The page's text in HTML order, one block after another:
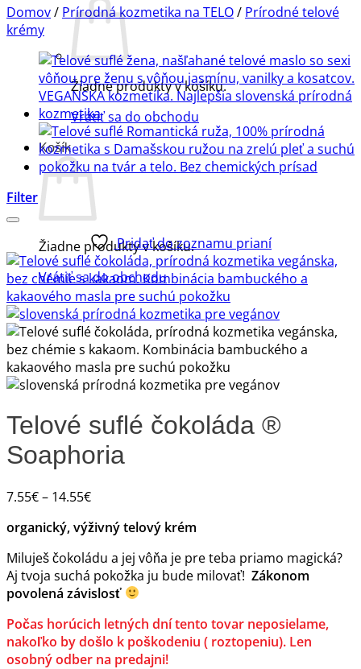
Žiadne produkty v košíku.
Vrátiť sa do obchodu
Košík
Žiadne produkty v košíku.
Vrátiť sa do obchodu
Domov/ Prírodná kozmetika na TELO/ Prírodné telové
krémy
Filter
Pridať do zoznamu prianí
Telové suflé čokoláda ®
Soaphoria
7.55€– 14.55€Price
7.55€
through
14.55€
organický, výživný telový krém
Miluješ čokoládu a jej vôňa je pre teba priamo magická?
Aj tvoja suchá pokožka ju bude milovať! Zákonom
povolená závislosť
Počas horúcich letných dní tento tovar neposielame,
nakoľko by došlo k poškodeniu ( roztopeniu). Len
osobný odber na predajni!